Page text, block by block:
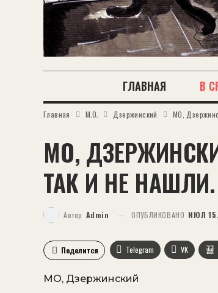
ГЛАВНАЯ В
Главная М.О. Дзержинский МО,
МО,
ТАК И НЕ
Автор Admin ОПУБЛИКОВАНО ИЮЛ
Поделится Telegram VK
МО, Дзержинский